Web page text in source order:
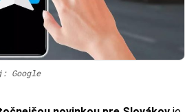
Google